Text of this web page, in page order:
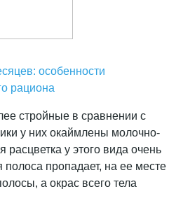
особенности
рациона
стройные в сравнении с
у них окаймлены молочно-
у этого вида очень
пропадает, на ее месте
а окрас всего тела